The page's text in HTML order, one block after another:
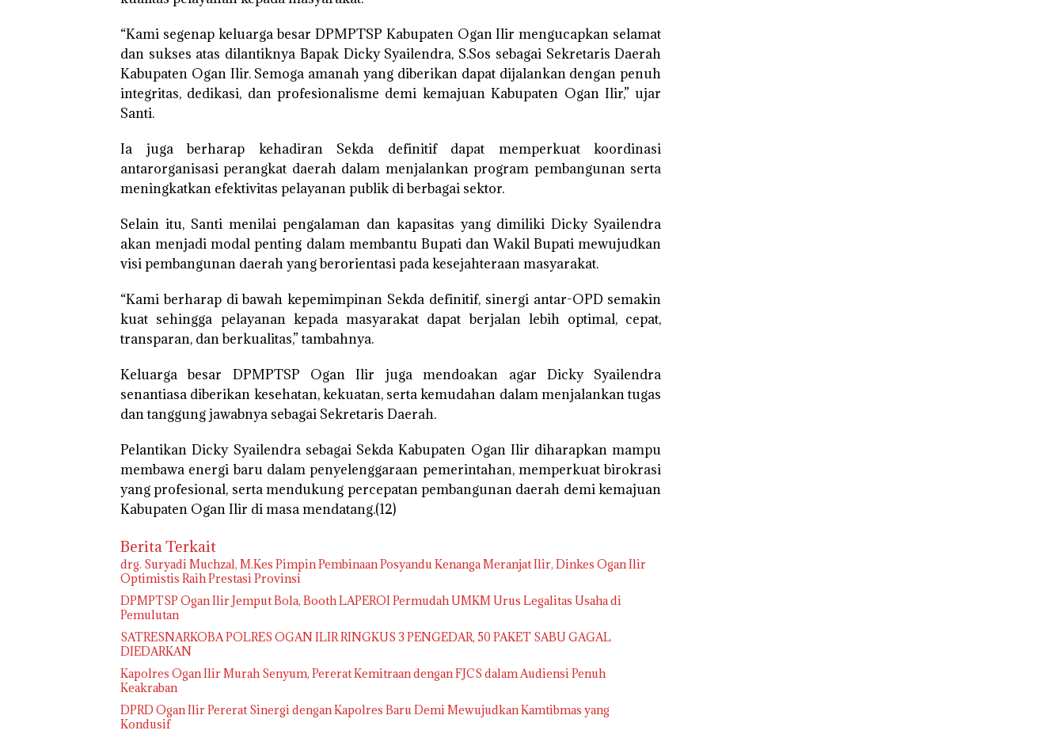
“Kami segenap keluarga besar DPMPTSP Kabupaten Ogan Ilir mengucapkan selamat
dan sukses atas dilantiknya Bapak Dicky Syailendra, S.Sos sebagai Sekretaris Daerah
Kabupaten Ogan Ilir. Semoga amanah yang diberikan dapat dijalankan dengan penuh
integritas, dedikasi, dan profesionalisme demi kemajuan Kabupaten Ogan Ilir,” ujar
Santi.
Ia juga berharap kehadiran Sekda definitif dapat memperkuat koordinasi
antarorganisasi perangkat daerah dalam menjalankan program pembangunan serta
meningkatkan efektivitas pelayanan publik di berbagai sektor.
Selain itu, Santi menilai pengalaman dan kapasitas yang dimiliki Dicky Syailendra
akan menjadi modal penting dalam membantu Bupati dan Wakil Bupati mewujudkan
visi pembangunan daerah yang berorientasi pada kesejahteraan masyarakat.
“Kami berharap di bawah kepemimpinan Sekda definitif, sinergi antar-OPD semakin
kuat sehingga pelayanan kepada masyarakat dapat berjalan lebih optimal, cepat,
transparan, dan berkualitas,” tambahnya.
Keluarga besar DPMPTSP Ogan Ilir juga mendoakan agar Dicky Syailendra
senantiasa diberikan kesehatan, kekuatan, serta kemudahan dalam menjalankan tugas
dan tanggung jawabnya sebagai Sekretaris Daerah.
Pelantikan Dicky Syailendra sebagai Sekda Kabupaten Ogan Ilir diharapkan mampu
membawa energi baru dalam penyelenggaraan pemerintahan, memperkuat birokrasi
yang profesional, serta mendukung percepatan pembangunan daerah demi kemajuan
Kabupaten Ogan Ilir di masa mendatang.(12)
Berita Terkait
drg. Suryadi Muchzal, M.Kes Pimpin Pembinaan Posyandu Kenanga Meranjat Ilir, Dinkes Ogan Ilir
Optimistis Raih Prestasi Provinsi
DPMPTSP Ogan Ilir Jemput Bola, Booth LAPEROI Permudah UMKM Urus Legalitas Usaha di
Pemulutan
SATRESNARKOBA POLRES OGAN ILIR RINGKUS 3 PENGEDAR, 50 PAKET SABU GAGAL
DIEDARKAN
Kapolres Ogan Ilir Murah Senyum, Pererat Kemitraan dengan FJCS dalam Audiensi Penuh
Keakraban
DPRD Ogan Ilir Pererat Sinergi dengan Kapolres Baru Demi Mewujudkan Kamtibmas yang
Kondusif